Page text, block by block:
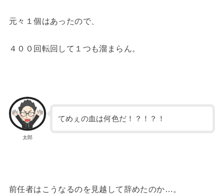
元々１個はあったので、
４００回転回して１つも溜まらん。
太郎
てめぇの血は何色だ！？！？！
前任者はこうなるのを見越して辞めたのか…。